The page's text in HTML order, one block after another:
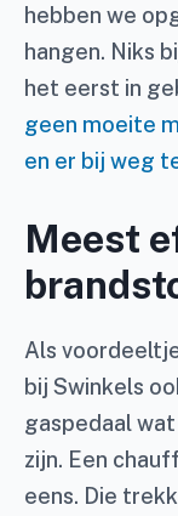
hebben we
hangen. Niks
het eerst in
geen moeite
en er bij weg
Meest
Als
bij Swinkels
gaspedaal
zijn. Een
eens. Die